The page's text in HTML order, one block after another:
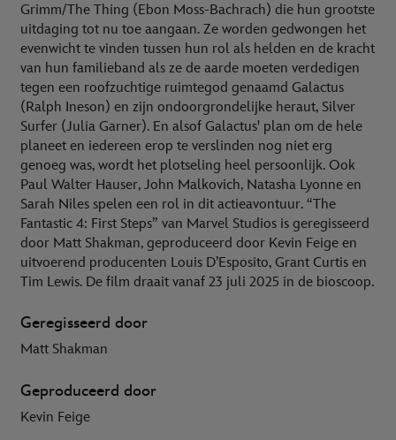
Grimm/The Thing (Ebon Moss-Bachrach) die hun grootste
uitdaging tot nu toe aangaan. Ze worden gedwongen het
evenwicht te vinden tussen hun rol als helden en de kracht
van hun familieband als ze de aarde moeten verdedigen
tegen een roofzuchtige ruimtegod genaamd Galactus
(Ralph Ineson) en zijn ondoorgrondelijke heraut, Silver
Surfer (Julia Garner). En alsof Galactus' plan om de hele
planeet en iedereen erop te verslinden nog niet erg
genoeg was, wordt het plotseling heel persoonlijk. Ook
Paul Walter Hauser, John Malkovich, Natasha Lyonne en
Sarah Niles spelen een rol in dit actieavontuur. “The
Fantastic 4: First Steps” van Marvel Studios is geregisseerd
door Matt Shakman, geproduceerd door Kevin Feige en
uitvoerend producenten Louis D’Esposito, Grant Curtis en
Tim Lewis. De film draait vanaf 23 juli 2025 in de bioscoop.
Geregisseerd door
Matt Shakman
Geproduceerd door
Kevin Feige